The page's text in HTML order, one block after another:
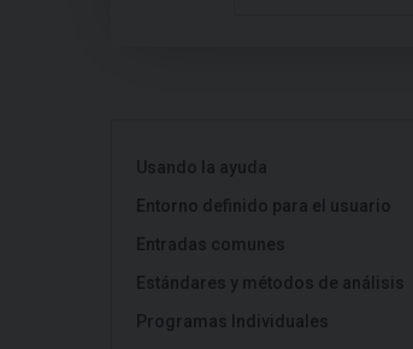
Usando la ayuda
Entorno definido para el usuario
Entradas comunes
Estándares y métodos de análisis
Programas Individuales